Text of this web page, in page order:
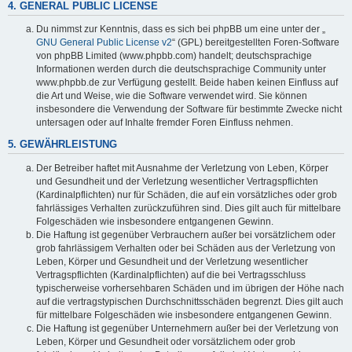
4. GENERAL PUBLIC LICENSE
Du nimmst zur Kenntnis, dass es sich bei phpBB um eine unter der „
GNU General Public License v2“ (GPL) bereitgestellten Foren-Software
von phpBB Limited (www.phpbb.com) handelt; deutschsprachige
Informationen werden durch die deutschsprachige Community unter
www.phpbb.de zur Verfügung gestellt. Beide haben keinen Einfluss auf
die Art und Weise, wie die Software verwendet wird. Sie können
insbesondere die Verwendung der Software für bestimmte Zwecke nicht
untersagen oder auf Inhalte fremder Foren Einfluss nehmen.
5. GEWÄHRLEISTUNG
Der Betreiber haftet mit Ausnahme der Verletzung von Leben, Körper
und Gesundheit und der Verletzung wesentlicher Vertragspflichten
(Kardinalpflichten) nur für Schäden, die auf ein vorsätzliches oder grob
fahrlässiges Verhalten zurückzuführen sind. Dies gilt auch für mittelbare
Folgeschäden wie insbesondere entgangenen Gewinn.
Die Haftung ist gegenüber Verbrauchern außer bei vorsätzlichem oder
grob fahrlässigem Verhalten oder bei Schäden aus der Verletzung von
Leben, Körper und Gesundheit und der Verletzung wesentlicher
Vertragspflichten (Kardinalpflichten) auf die bei Vertragsschluss
typischerweise vorhersehbaren Schäden und im übrigen der Höhe nach
auf die vertragstypischen Durchschnittsschäden begrenzt. Dies gilt auch
für mittelbare Folgeschäden wie insbesondere entgangenen Gewinn.
Die Haftung ist gegenüber Unternehmern außer bei der Verletzung von
Leben, Körper und Gesundheit oder vorsätzlichem oder grob